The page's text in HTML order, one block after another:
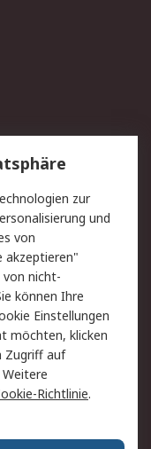
zur
und
von
akzeptieren"
von nicht-
können Ihre
Einstellungen
möchten, klicken
Zugriff auf
Richtlinie.